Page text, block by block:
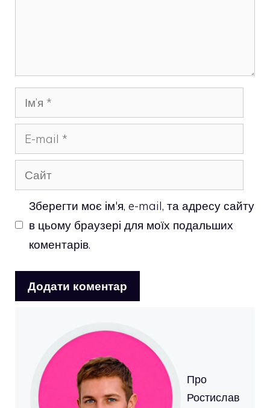
Ім’я
mail
Сайт
Зберегти моє ім'я, e-mail, та адресу сайту
в цьому браузері для моїх подальших
коментарів.
Про
Ростислав